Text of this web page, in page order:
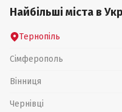
Найбільші міста в
Тернопіль
Сімферополь
Вінниця
Чернівці